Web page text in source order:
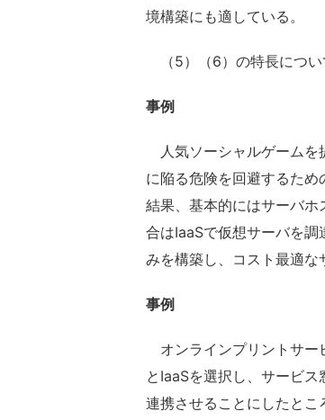
境構築にも適している。
（5）（6）の特長につい
事例
人気ソーシャルゲームを
に陥る危険を回避するた
結果、基本的にはサーバ
合はIaaSで仮想サーバを
みを構築し、コスト最適な
事例
オンラインプリントサー
とIaaSを選択し、サービ
連携させることにしたとこ